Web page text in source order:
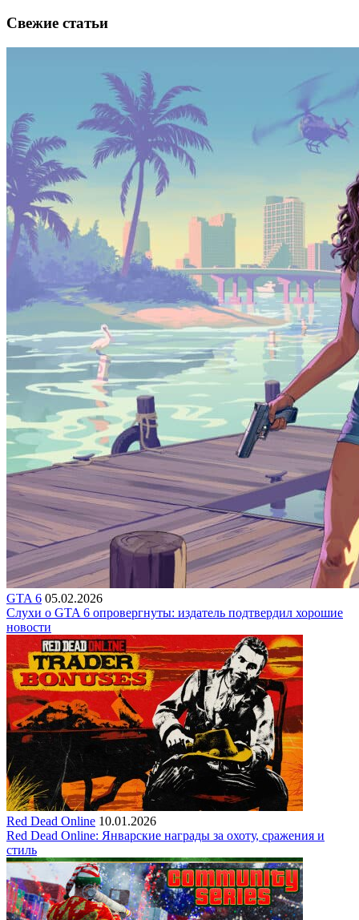
Свежие статьи
GTA 6 05.02.2026
Слухи о GTA 6 опровергнуты: издатель подтвердил хорошие
новости
Red Dead Online 10.01.2026
Red Dead Online: Январские награды за охоту, сражения и
стиль